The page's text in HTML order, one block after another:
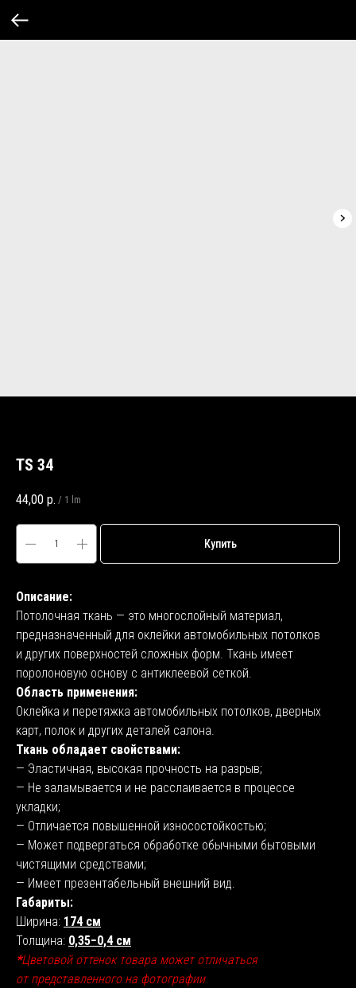
TS 34
44,00 р. / 1 lm
Купить
Описание:
Потолочная ткань — это многослойный материал,
предназначенный для оклейки автомобильных потолков
и других поверхностей сложных форм. Ткань имеет
поролоновую основу с антиклеевой сеткой.
Область применения:
Оклейка и перетяжка автомобильных потолков, дверных
карт, полок и других деталей салона.
Ткань обладает свойствами:
— Эластичная, высокая прочность на разрыв;
— Не заламывается и не расслаивается в процессе
укладки;
— Отличается повышенной износостойкостью;
— Может подвергаться обработке обычными бытовыми
чистящими средствами;
— Имеет презентабельный внешний вид.
Габариты:
Ширина: 174 см
Толщина: 0,35−0,4 см
*Цветовой оттенок товара может отличаться
от представленного на фотографии